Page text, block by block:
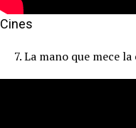
Cines
7. La mano que mece